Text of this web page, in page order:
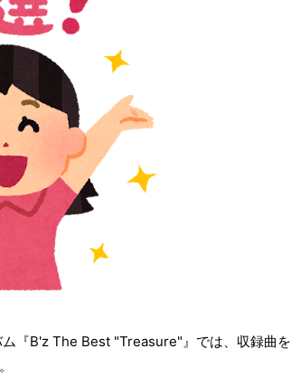
『B'z The Best "Treasure"』では、収録曲を